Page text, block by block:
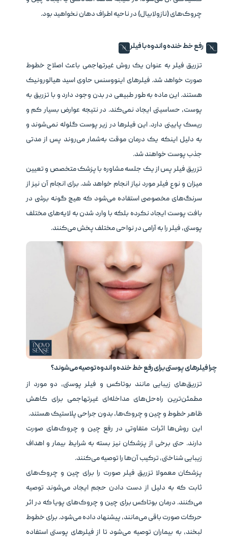
چروک‌های (نازولابیال) در ناحیه اطراف دهان نخواهید بود.
رفع خط خنده و اندوه با فیلر
تزریق فیلر به ‌عنوان یک روش غیرتهاجمی باعث اصلاح خطوط
صورت خواهد شد. فیلرهای اینووسنس حاوی اسید هیالورونیک
هستند. این ماده به ‌طور طبیعی در بدن وجود دارد و با تزریق به
پوست، حساسیتی ایجاد نمی‌کند. در نتیجه عوارض بسیار کم و
ریسک پایینی دارد. این فیلرها در زیر پوست گلوله نمی‌شوند و
به دلیل اینکه یک درمان موقت به‌شمار می‌روند پس از مدتی
جذب پوست خواهند شد.
تزریق فیلر پس از یک جلسه مشاوره با پزشک متخصص و تعیین
میزان و نوع فیلر مورد نیاز انجام خواهد شد. برای انجام آن نیز از
سرنگ‌های مخصوصی استفاده می‌شود که هیچ گونه برشی در
بافت پوست ایجاد نکرده بلکه با وارد شدن به لایه‌های مختلف
پوستی، فیلر را به آرامی در نواحی مختلف پخش می‌کنند.
چرا فیلرهای پوستی برای رفع خط خنده و اندوه توصیه می‌شوند؟
تزریق‌های زیبایی مانند بوتاکس و فیلر پوستی، دو مورد از
مطمئن‌ترین راه‌حل‌های مداخله‌ای غیرتهاجمی برای کاهش
ظاهر خطوط و چین و چروک‌ها، بدون جراحی پلاستیک هستند.
این روش‌ها اثرات متفاوتی در رفع چین و چروک‌های صورت
دارند. حتی برخی از پزشکان نیز بسته به شرایط بیمار و اهداف
زیبایی شناختی، ترکیب آن‌ها را توصیه می‌کنند.
پزشکان معمولا تزریق فیلر صورت را برای چین و چروک‌های
ثابت که به دلیل از دست دادن حجم ایجاد می‌شوند توصیه
می‌کنند. درمان بوتاکس برای چین و چروک‌های پویا که در اثر
حرکات صورت باقی می‌مانند، پیشنهاد داده می‌شود. برای خطوط
لبخند، به بیماران توصیه می‌شود تا از فیلرهای پوستی استفاده